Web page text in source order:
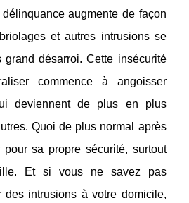
augmente de façon
et autres intrusions se
désarroi. Cette insécurité
commence à angoisser
deviennent de plus en plus
Quoi de plus normal après
pour sa propre sécurité, surtout
Et si vous ne savez pas
des intrusions à votre domicile,